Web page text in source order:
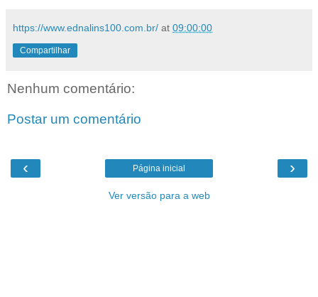
https://www.ednalins100.com.br/ at 09:00:00
Compartilhar
Nenhum comentário:
Postar um comentário
‹ ›
Página inicial
Ver versão para a web